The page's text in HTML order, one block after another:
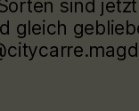
sind
gleich